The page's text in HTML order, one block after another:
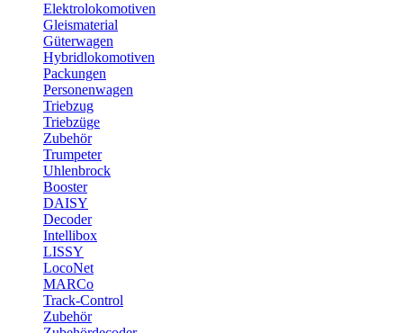
Elektrolokomotiven
Gleismaterial
Güterwagen
Hybridlokomotiven
Packungen
Personenwagen
Triebzug
Triebzüge
Zubehör
Trumpeter
Uhlenbrock
Booster
DAISY
Decoder
Intellibox
LISSY
LocoNet
MARCo
Track-Control
Zubehör